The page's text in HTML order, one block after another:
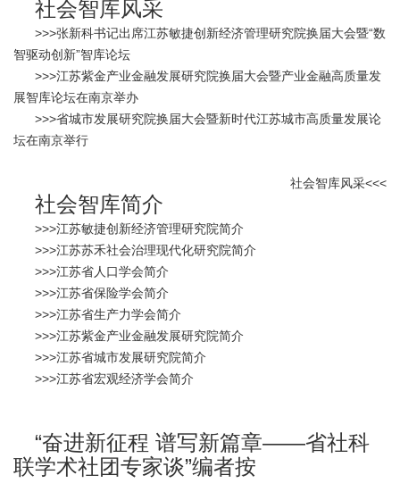
社会智库风采
>>>张新科书记出席江苏敏捷创新经济管理研究院换届大会暨“数
智驱动创新”智库论坛
>>>江苏紫金产业金融发展研究院换届大会暨产业金融高质量发
展智库论坛在南京举办
>>>省城市发展研究院换届大会暨新时代江苏城市高质量发展论
坛在南京举行
社会智库风采<<<
社会智库简介
>>>江苏敏捷创新经济管理研究院简介
>>>江苏苏禾社会治理现代化研究院简介
>>>江苏省人口学会简介
>>>江苏省保险学会简介
>>>江苏省生产力学会简介
>>>江苏紫金产业金融发展研究院简介
>>>江苏省城市发展研究院简介
>>>江苏省宏观经济学会简介
“奋进新征程 谱写新篇章——省社科
联学术社团专家谈”编者按